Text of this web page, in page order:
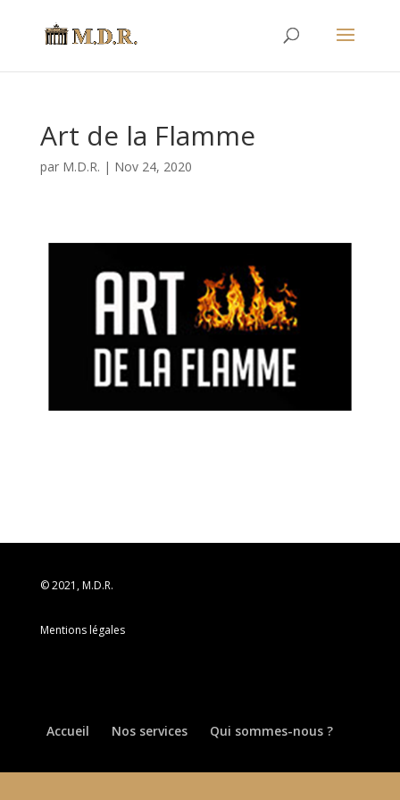
Art de la Flamme
par M.D.R. | Nov 24, 2020
© 2021, M.D.R.
Mentions légales
Accueil Nos services Qui sommes-nous ?